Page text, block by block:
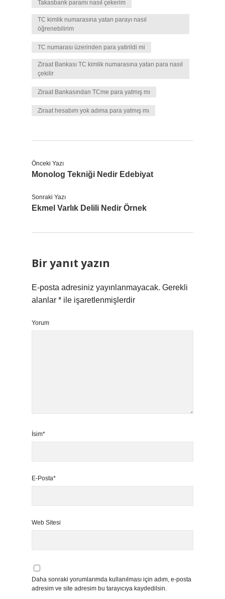
Takasbank paramı nasıl çekerim
TC kimlik numarasına yatan parayı nasıl
öğrenebilirim
TC numarası üzerinden para yatirildi mi
Ziraat Bankası TC kimlik numarasına yatan para nasıl
çekilir
Ziraat Bankasından TCme para yatmış mı
Ziraat hesabım yok adıma para yatmış mı
Önceki Yazı
Monolog Tekniği Nedir Edebiyat
Sonraki Yazı
Ekmel Varlık Delili Nedir Örnek
Bir yanıt yazın
E-posta adresiniz yayınlanmayacak. Gerekli
alanlar * ile işaretlenmişlerdir
Yorum
İsim*
E-Posta*
Web Sitesi
Daha sonraki yorumlarımda kullanılması için adım, e-posta
adresim ve site adresim bu tarayıcıya kaydedilsin.